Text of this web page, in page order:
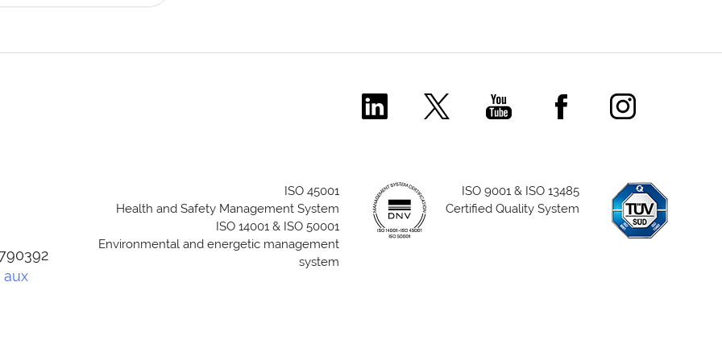
Comecer Linkedin Page
Comecer X PageComecer Youtube Channel
Comecer Facebook
Comecer
aux
ISO 45001
Health and Safety Management System
ISO 14001 & ISO 50001
Environmental and energetic management
system
ISO 9001 & ISO 13485
Certified Quality System